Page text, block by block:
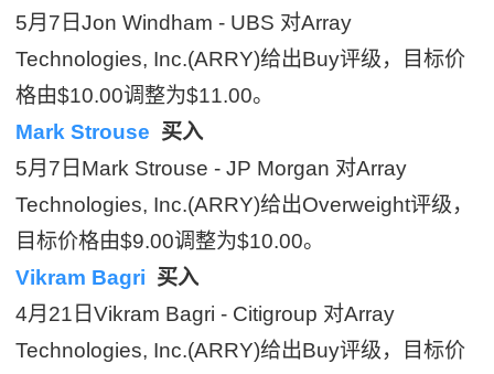
5月7日Jon Windham - UBS 对Array
Technologies, Inc.(ARRY)给出Buy评级，目标价
格由$10.00调整为$11.00。
Mark Strouse 买入
5月7日Mark Strouse - JP Morgan 对Array
Technologies, Inc.(ARRY)给出Overweight评级，
目标价格由$9.00调整为$10.00。
Vikram Bagri 买入
4月21日Vikram Bagri - Citigroup 对Array
Technologies, Inc.(ARRY)给出Buy评级，目标价